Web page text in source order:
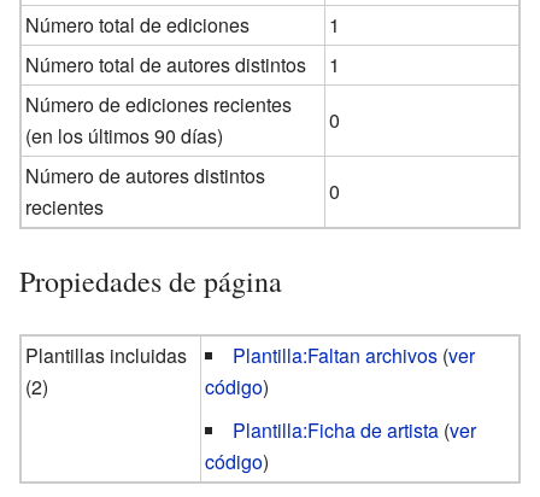
Número total de ediciones
1
Número total de autores distintos
1
Número de ediciones recientes
(en los últimos 90 días)
0
Número de autores distintos
recientes
0
Propiedades de página
Plantillas incluidas
(2)
Plantilla:Faltan archivos (ver
código)
Plantilla:Ficha de artista (ver
código)